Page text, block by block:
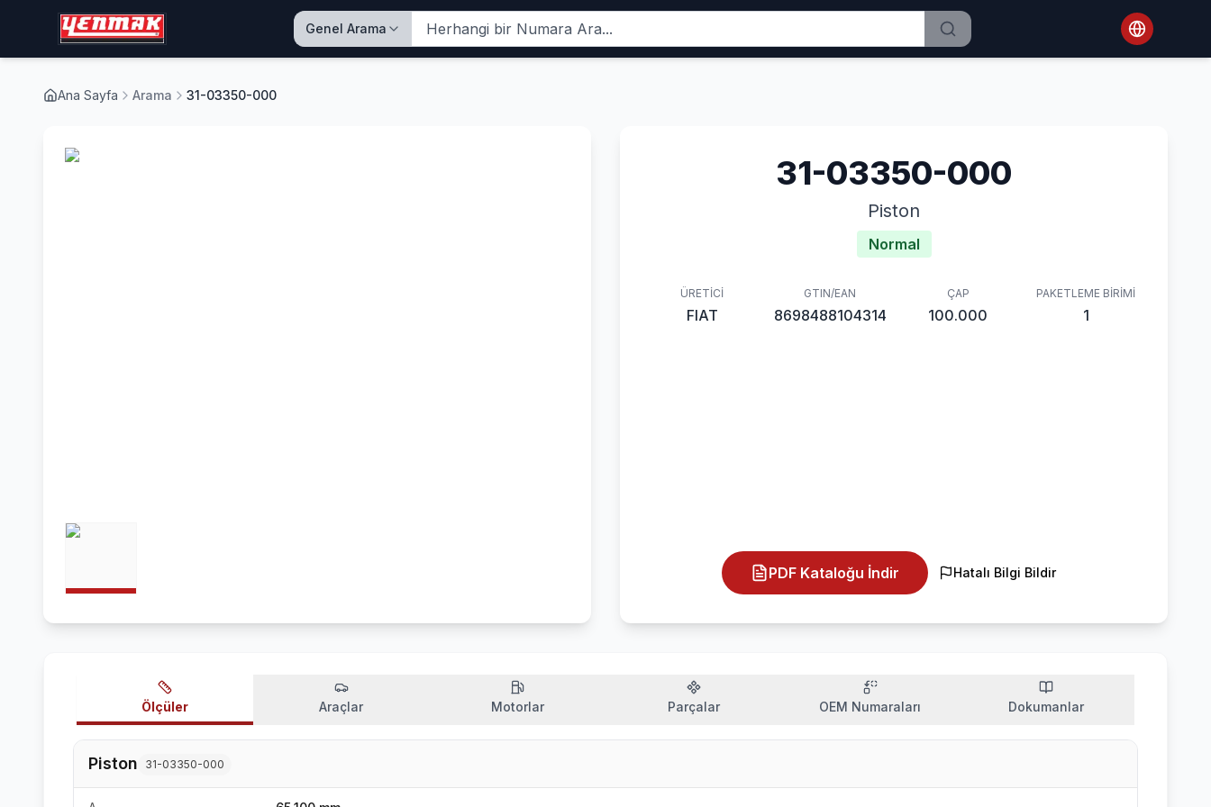
Genel Arama
Ana Sayfa Arama 31-03350-000
31-03350-000
Piston
Normal
ÜRETICI
FIAT
GTIN/EAN
8698488104314
ÇAP
100.000
PAKETLEME BIRIMI
1
PDF Kataloğu İndir Hatalı Bilgi Bildir
Ölçüler Araçlar Motorlar Parçalar OEM Numaraları Dokumanlar
Piston 31-03350-000